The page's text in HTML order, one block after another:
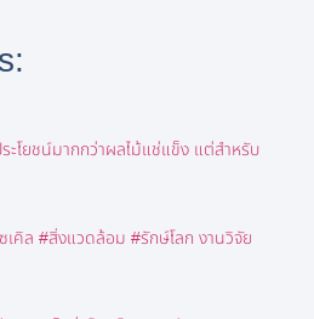
โยชน์มากกว่าผลไม้แช่แข็ง แต่สำหรับ
คิล #สิ่งแวดล้อม #รักษ์โลก งานวิจัย